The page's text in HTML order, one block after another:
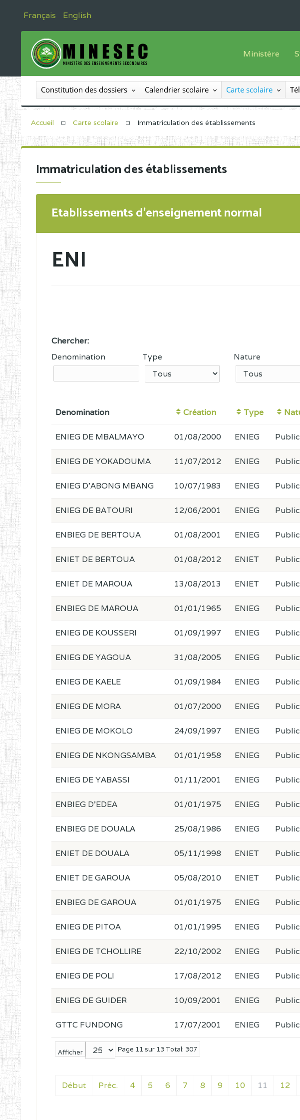
Français English
Ministère
Le Ministre
Le SEESEN
Inspection
Organigramme
Constitution des dossiers Calendrier scolaire Carte scolaire
Accueil Carte scolaire Immatriculation des établissements
Immatriculation des établissements
Etablissements d'enseignement normal
ENI
Chercher:
Denomination
Type Nature
Denomination Création Type
Afficher Page 11 sur 13 Total: 307
Début Préc. 4 5 6 7 8 9 10 11 12
ENIEG DE MBALMAYO 01/08/2000 ENIEG Public
ENIEG DE YOKADOUMA 11/07/2012 ENIEG Public
ENIEG D'ABONG MBANG 10/07/1983 ENIEG Public
ENIEG DE BATOURI 12/06/2001 ENIEG Public
ENBIEG DE BERTOUA 01/08/2001 ENIEG Public
ENIET DE BERTOUA 01/08/2012 ENIET Public
ENIET DE MAROUA 13/08/2013 ENIET Public
ENBIEG DE MAROUA 01/01/1965 ENIEG Public
ENIEG DE KOUSSERI 01/09/1997 ENIEG Public
ENIEG DE YAGOUA 31/08/2005 ENIEG Public
ENIEG DE KAELE 01/09/1984 ENIEG Public
ENIEG DE MORA 01/07/2000 ENIEG Public
ENIEG DE MOKOLO 24/09/1997 ENIEG Public
ENIEG DE NKONGSAMBA 01/01/1958 ENIEG Public
ENIEG DE YABASSI 01/11/2001 ENIEG Public
ENBIEG D'EDEA 01/01/1975 ENIEG Public
ENBIEG DE DOUALA 25/08/1986 ENIEG Public
ENIET DE DOUALA 05/11/1998 ENIET Public
ENIET DE GAROUA 05/08/2010 ENIET Public
ENBIEG DE GAROUA 01/01/1975 ENIEG Public
ENIEG DE PITOA 01/01/1995 ENIEG Public
ENIEG DE TCHOLLIRE 22/10/2002 ENIEG Public
ENIEG DE POLI 17/08/2012 ENIEG Public
ENIEG DE GUIDER 10/09/2001 ENIEG Public
GTTC FUNDONG 17/07/2001 ENIEG Public